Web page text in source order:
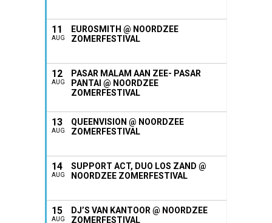
11
AUG
EUROSMITH @ NOORDZEE
ZOMERFESTIVAL
12
AUG
PASAR MALAM AAN ZEE- PASAR
PANTAI @ NOORDZEE
ZOMERFESTIVAL
13
AUG
QUEENVISION @ NOORDZEE
ZOMERFESTIVAL
14
AUG
SUPPORT ACT, DUO LOS ZAND @
NOORDZEE ZOMERFESTIVAL
15
AUG
DJ’S VAN KANTOOR @ NOORDZEE
ZOMERFESTIVAL